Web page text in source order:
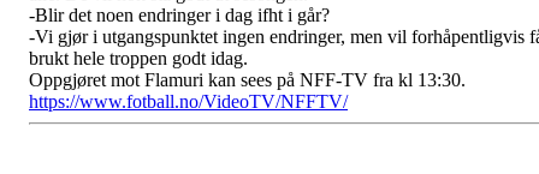
-Blir det noen endringer i dag ifht i går?
-Vi gjør i utgangspunktet ingen endringer, men vil forhåpentligvis
brukt hele troppen godt idag.
Oppgjøret mot Flamuri kan sees på NFF-TV fra kl 13:30.
https://www.fotball.no/VideoTV/NFFTV/